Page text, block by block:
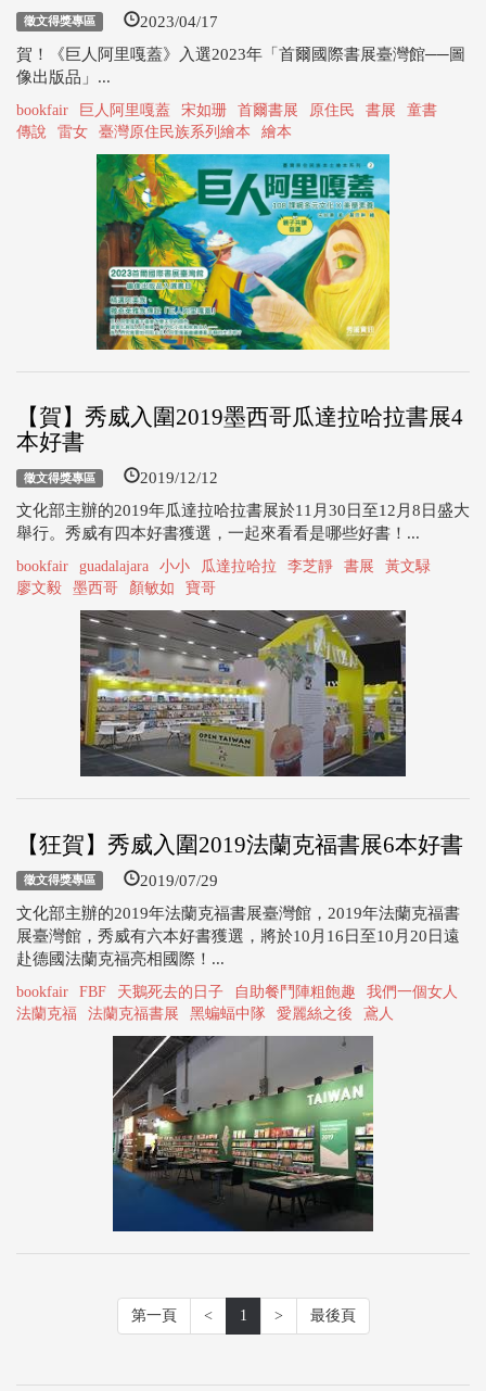
徵文得獎專區 2023/04/17
賀！《巨人阿里嘎蓋》入選2023年「首爾國際書展臺灣館──圖
像出版品」...
bookfair 巨人阿里嘎蓋 宋如珊 首爾書展 原住民 書展
童書
傳說
雷女 臺灣原住民族系列繪本 繪本
【賀】秀威入圍2019墨西哥瓜達拉哈拉書展4
本好書
徵文得獎專區 2019/12/12
文化部主辦的2019年瓜達拉哈拉書展於11月30日至12月8日盛大
舉行。秀威有四本好書獲選，一起來看看是哪些好書！...
bookfair guadalajara 小小 瓜達拉哈拉 李芝靜 書展
黃文騄
廖文毅
墨西哥 顏敏如 寶哥
【狂賀】秀威入圍2019法蘭克福書展6本好書
徵文得獎專區 2019/07/29
文化部主辦的2019年法蘭克福書展臺灣館，2019年法蘭克福書
展臺灣館，秀威有六本好書獲選，將於10月16日至10月20日遠
赴德國法蘭克福亮相國際！...
bookfair FBF 天鵝死去的日子 自助餐鬥陣粗飽趣
我們一個女人
法蘭克福
法蘭克福書展 黑蝙蝠中隊 愛麗絲之後 鳶人
第一頁 < 1 > 最後頁